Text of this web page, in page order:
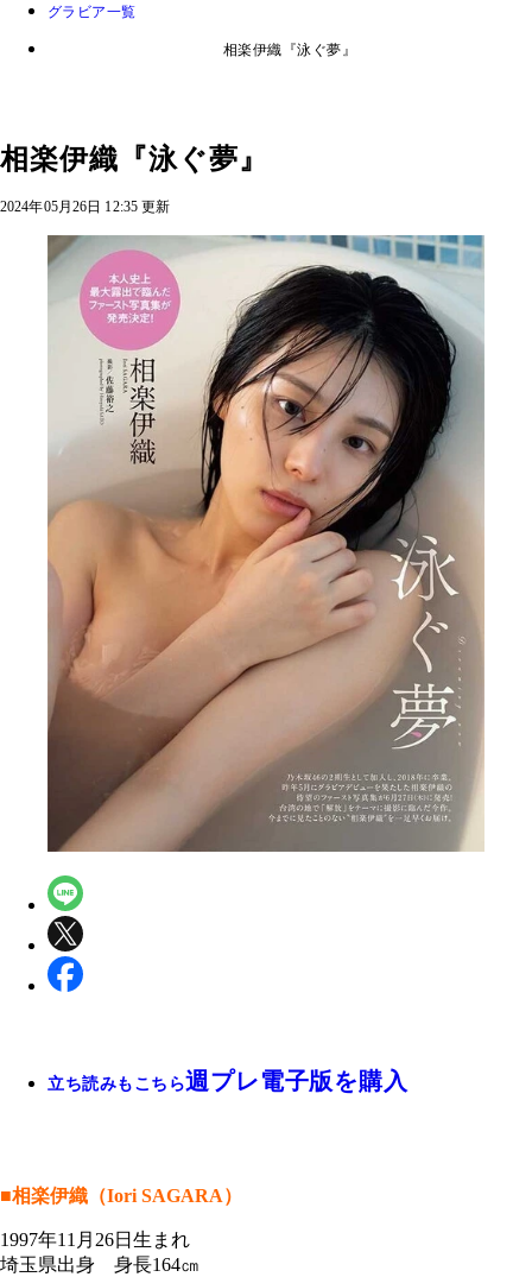
グラビア一覧
相楽伊織『泳ぐ夢』
相楽伊織『泳ぐ夢』
2024年05月26日 12:35 更新
立ち読みもこちら週プレ電子版を購入
■相楽伊織（Iori SAGARA）
1997年11月26日生まれ
埼玉県出身 身長164㎝